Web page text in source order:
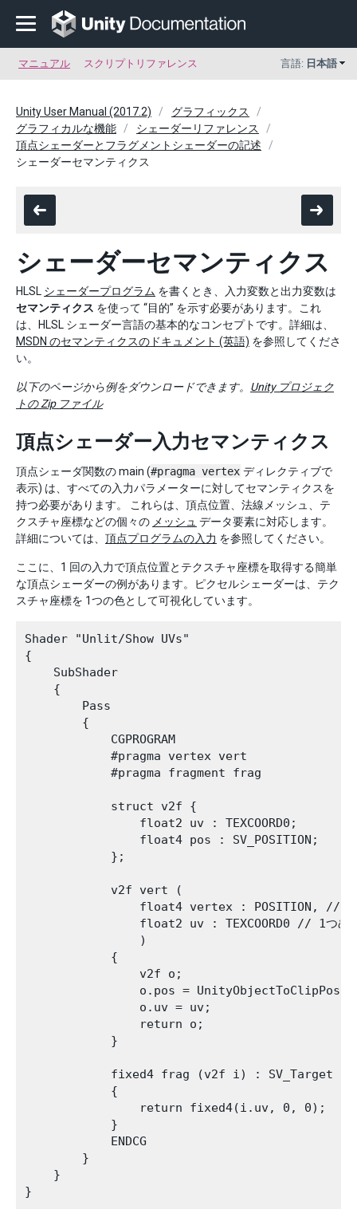
マニュアル スクリプトリファレンス 言語: 日本語
Unity User Manual (2017.2)
グラフィックス
グラフィカルな機能
シェーダーリファレンス
頂点シェーダーとフラグメントシェーダーの記述
シェーダーセマンティクス
シェーダーセマンティクス
HLSL シェーダープログラム を書くとき、入力変数と出力変数は
セマンティクス を使って “目的” を示す必要があります。これ
は、HLSL シェーダー言語の基本的なコンセプトです。詳細は、
MSDN のセマンティクスのドキュメント (英語) を参照してくださ
い。
以下のページから例をダウンロードできます。 Unity プロジェク
トの Zip ファイル
頂点シェーダー入力セマンティクス
頂点シェーダ関数の main (#pragma vertex ディレクティブで
表示) は、すべての入力パラメーターに対してセマンティクスを
持つ必要があります。 これらは、頂点位置、法線メッシュ、テ
クスチャ座標などの個々の メッシュ データ要素に対応します。
詳細については、 頂点プログラムの入力 を参照してください。
ここに、1 回の入力で頂点位置とテクスチャ座標を取得する簡単
な頂点シェーダーの例があります。ピクセルシェーダーは、テク
スチャ座標を 1つの色として可視化しています。
Shader "Unlit/Show UVs"
{
    SubShader
    {
        Pass
        {
            CGPROGRAM
            #pragma vertex vert
            #pragma fragment frag
            struct v2f {
                float2 uv : TEXCOORD0;
                float4 pos : SV_POSITION;
            };
            v2f vert (
float4 vertex : POSITION, // 頂
float2 uv : TEXCOORD0 // 1つめの
                )
            {
                v2f o;
o.pos =
                o.uv = uv;
                return o;
            }
            fixed4 frag (v2f i) : SV_Target
            {
                return fixed4(i.uv, 0, 0);
            }
            ENDCG
        }
    }